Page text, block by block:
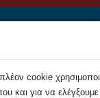
cookie
και για να ελέγξουμε